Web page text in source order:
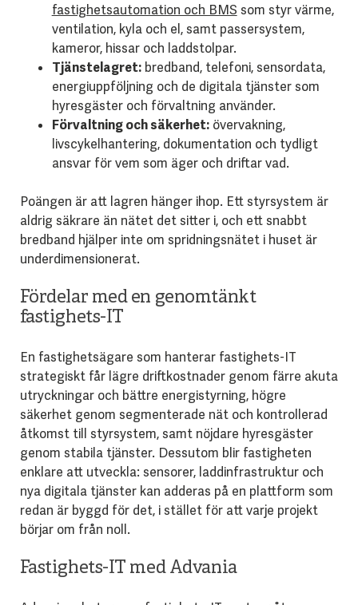
fastighetsautomation och BMS som styr värme,
ventilation, kyla och el, samt passersystem,
kameror, hissar och laddstolpar.
Tjänstelagret:bredband, telefoni, sensordata,
energiuppföljning och de digitala tjänster som
hyresgäster och förvaltning använder.
Förvaltning och säkerhet:övervakning,
livscykelhantering, dokumentation och tydligt
ansvar för vem som äger och driftar vad.
Poängen är att lagren hänger ihop. Ett styrsystem är
aldrig säkrare än nätet det sitter i, och ett snabbt
bredband hjälper inte om spridningsnätet i huset är
underdimensionerat.
Fördelar med en genomtänkt
fastighets-IT
En fastighetsägare som hanterar fastighets-IT
strategiskt får lägre driftkostnader genom färre akuta
utryckningar och bättre energistyrning, högre
säkerhet genom segmenterade nät och kontrollerad
åtkomst till styrsystem, samt nöjdare hyresgäster
genom stabila tjänster. Dessutom blir fastigheten
enklare att utveckla: sensorer, laddinfrastruktur och
nya digitala tjänster kan adderas på en plattform som
redan är byggd för det, i stället för att varje projekt
börjar om från noll.
Fastighets-IT med Advania